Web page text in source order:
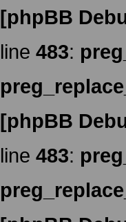
[phpBB
line 483:
[phpBB
line 483: